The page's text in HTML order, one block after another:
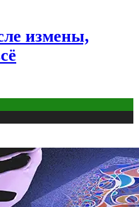
измены,